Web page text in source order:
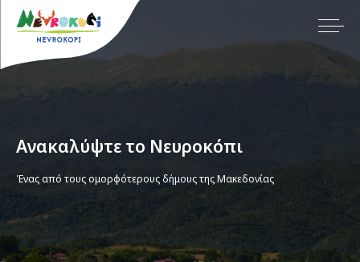
Ανακαλύψτε το Νευροκόπι
Ένας από τους ομορφότερους δήμους της Μακεδονίας